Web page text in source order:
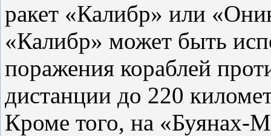
ракет «Калибр» или
«Калибр» может быть
поражения кораблей
дистанции до 220
Кроме того, на «Буянах-